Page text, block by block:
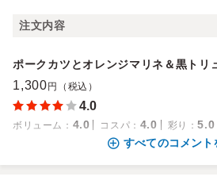
注文内容
ポークカツとオレンジマリネ＆黒トリ
1,300 円（税込）
4.0
ボリューム ： 4.0 コスパ ： 4.0 彩り ：5.0
すべてのコメント